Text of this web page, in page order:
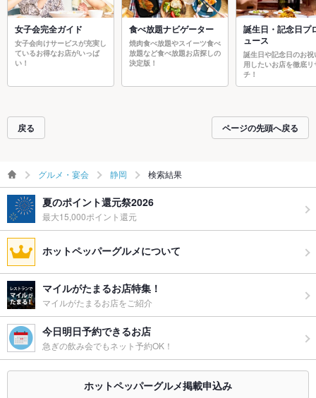
女子会完全ガイド
女子会向けサービスが充実し
ているお得なお店がいっぱ
い！
食べ放題ナビゲーター
焼肉食べ放題やスイーツ食べ
放題など食べ放題お店探しの
決定版！
誕生日・記念日プ
ュース
誕生日や記念日のお祝
用したいお店を徹底リ
チ！
戻る ページの先頭へ戻る
グルメ・宴会 静岡 検索結果
夏のポイント還元祭2026
最大15,000ポイント還元
ホットペッパーグルメについて
マイルがたまるお店特集！
マイルがたまるお店をご紹介
今日明日予約できるお店
急ぎの飲み会でもネット予約OK！
ホットペッパーグルメ掲載申込み